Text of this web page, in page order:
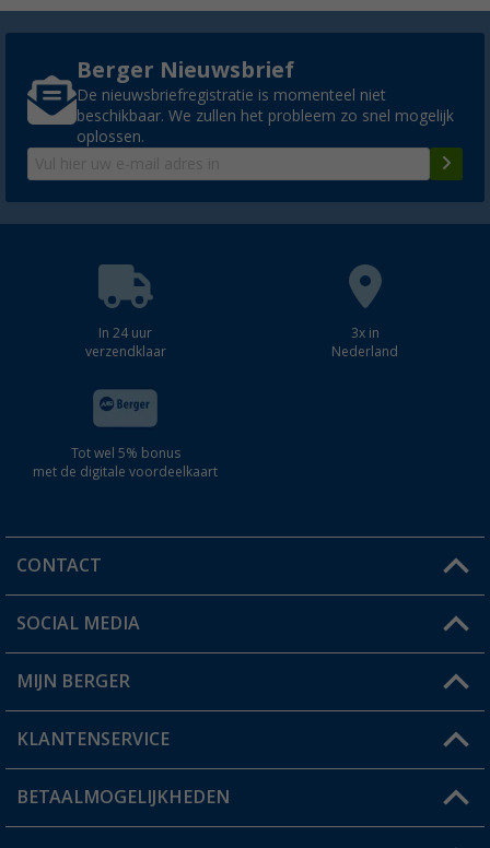
Berger Nieuwsbrief
De nieuwsbriefregistratie is momenteel niet
beschikbaar. We zullen het probleem zo snel mogelijk
oplossen.
In 24 uur
verzendklaar
3x in
Nederland
Tot wel 5% bonus
met de digitale voordeelkaart
CONTACT
Een vraag?
Winkel vinden
SOCIAL MEDIA
MIJN BERGER
Mijn account
Status bestelling
KLANTENSERVICE
FAQ & Contact
BETAALMOGELIJKHEDEN